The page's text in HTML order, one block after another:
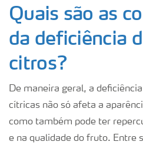
Quais são as
da deficiência
citros?
De maneira geral, a
cítricas não só afeta a
como também pode ter
e na qualidade do fruto. Entre